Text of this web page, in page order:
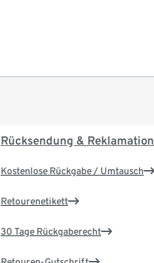
Rücksendung & Reklamation
Kostenlose Rückgabe / Umtausch
Retourenetikett
30 Tage Rückgaberecht